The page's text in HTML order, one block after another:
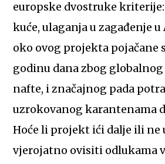
europske dvostruke
kuće, ulaganja u zagađenje u
oko ovog projekta pojačane
godinu dana zbog
nafte, i značajnog pada
uzrokovanog karantenama
Hoće li projekt ići dalje ili ne
vjerojatno ovisiti odlukama